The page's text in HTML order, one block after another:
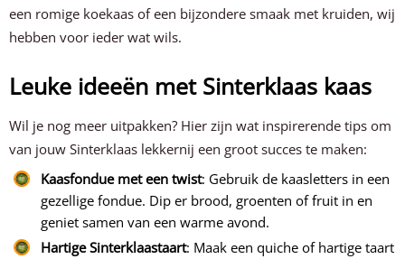
een romige koekaas of een bijzondere smaak met kruiden, wij
hebben voor ieder wat wils.
Leuke ideeën met Sinterklaas kaas
Wil je nog meer uitpakken? Hier zijn wat inspirerende tips om
van jouw Sinterklaas lekkernij een groot succes te maken:
Kaasfondue met een twist: Gebruik de kaasletters in een
gezellige fondue. Dip er brood, groenten of fruit in en
geniet samen van een warme avond.
Hartige Sinterklaastaart: Maak een quiche of hartige taart